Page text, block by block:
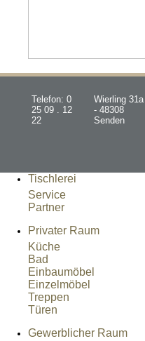
Telefon: 0
25 09 . 12
22
Wierling 31a
- 48308
Senden
Tischlerei
Service
Partner
Privater Raum
Küche
Bad
Einbaumöbel
Einzelmöbel
Treppen
Türen
Gewerblicher Raum